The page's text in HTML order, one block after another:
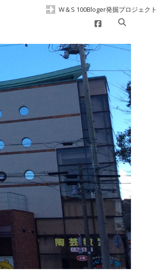
W＆S 100Bloger発掘プロジェクト
facebook